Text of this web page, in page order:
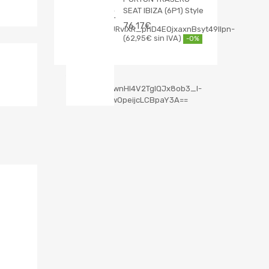
SEAT IBIZA (6P1) Style
76,17€
62,95€ -0%